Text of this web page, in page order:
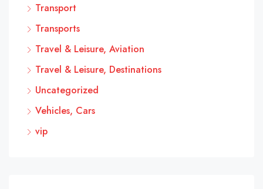
Transport
Transports
Travel & Leisure, Aviation
Travel & Leisure, Destinations
Uncategorized
Vehicles, Cars
vip